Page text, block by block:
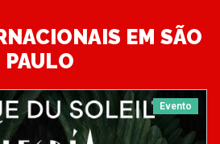
EM SÃO
PAULO
Evento